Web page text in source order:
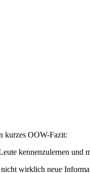
kurzes OOW-Fazit:
kennenzulernen
wirklich neue